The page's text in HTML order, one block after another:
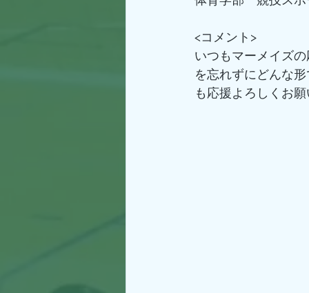
<コメント>
いつもマーメイズ
を忘れずにどんな
も応援よろしくお